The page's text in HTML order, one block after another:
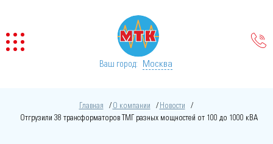
Ваш город: Москва
Главная О компании
Новости
Отгрузили 38 трансформаторов ТМГ разных мощностей от 100 до 1000 кВА